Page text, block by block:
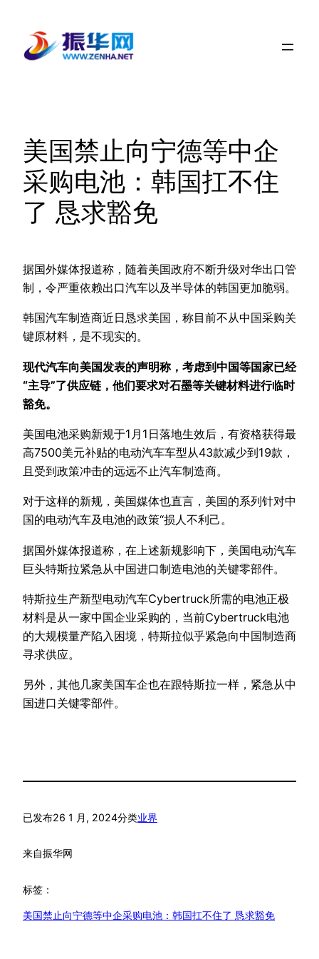
美国禁止向宁德等中企
采购电池：韩国扛不住
了 恳求豁免
据国外媒体报道称，随着美国政府不断升级对华出口管
制，令严重依赖出口汽车以及半导体的韩国更加脆弱。
韩国汽车制造商近日恳求美国，称目前不从中国采购关
键原材料，是不现实的。
现代汽车向美国发表的声明称，考虑到中国等国家已经
“主导”了供应链，他们要求对石墨等关键材料进行临时
豁免。
美国电池采购新规于1月1日落地生效后，有资格获得最
高7500美元补贴的电动汽车车型从43款减少到19款，
且受到政策冲击的远远不止汽车制造商。
对于这样的新规，美国媒体也直言，美国的系列针对中
国的电动汽车及电池的政策“损人不利己。
据国外媒体报道称，在上述新规影响下，美国电动汽车
巨头特斯拉紧急从中国进口制造电池的关键零部件。
特斯拉生产新型电动汽车Cybertruck所需的电池正极
材料是从一家中国企业采购的，当前Cybertruck电池
的大规模量产陷入困境，特斯拉似乎紧急向中国制造商
寻求供应。
另外，其他几家美国车企也在跟特斯拉一样，紧急从中
国进口关键零部件。
已发布26 1 月, 2024分类业界
来自振华网
标签：
美国禁止向宁德等中企采购电池：韩国扛不住了 恳求豁免